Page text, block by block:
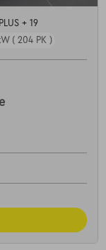
+ 19
( 204 PK )